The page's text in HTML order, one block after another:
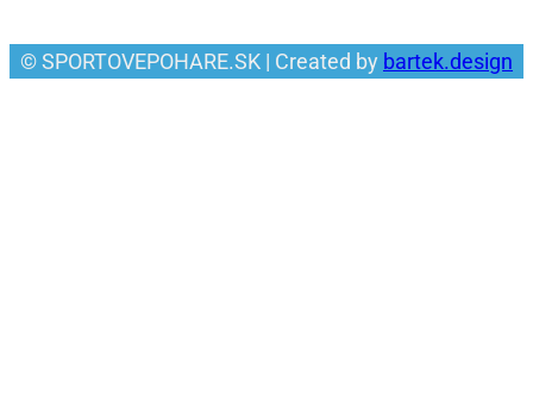
© SPORTOVEPOHARE.SK | Created by bartek.design